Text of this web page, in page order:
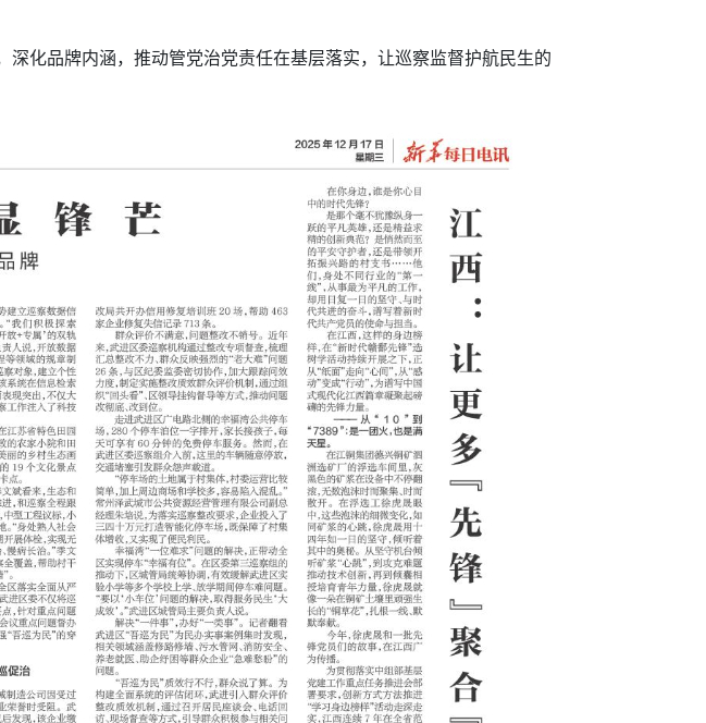
化品牌内涵，推动管党治党责任在基层落实，让巡察监督护航民生的